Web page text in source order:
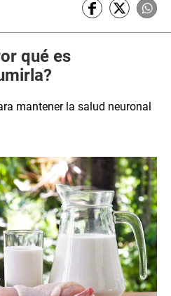
qué es
mantener la salud neuronal